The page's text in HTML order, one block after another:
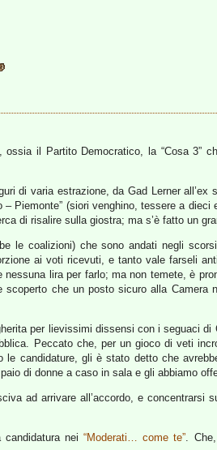
il Partito Democratico, la “Cosa 3”
di varia estrazione, da Gad Lerner
Piemonte” (siori venghino, tessere a dieci
di risalire sulla giostra; ma s’è fatto un
coalizioni) che sono andati negli
ai voti ricevuti, e tanto vale farseli
lira per farlo; ma non temete, è
che un posto sicuro alla Camera
per lievissimi dissensi con i seguaci
Peccato che, per un gioco di veti
candidature, gli è stato detto che
di donne a caso in sala e gli abbiamo
ad arrivare all’accordo, e concentrarsi
candidatura nei“Moderati… come te”.